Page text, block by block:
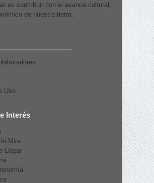
es contribuir con el avance cultural,
de nuestra tierra.
Uso
Interés
Mira
Llegar